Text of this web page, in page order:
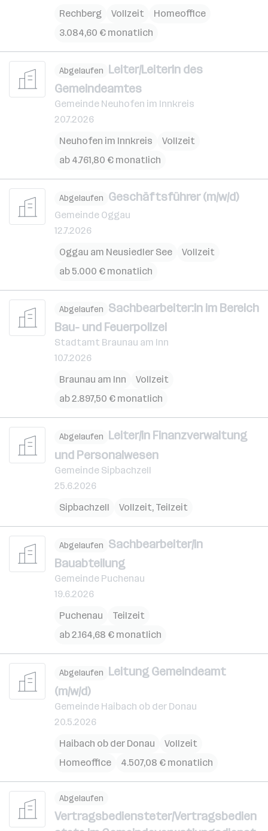
Rechberg Vollzeit
Homeoffice
3.084,60 € monatlich
Abgelaufen Leiter/Leiterin des
Gemeindeamtes
Gemeinde Neuhofen im Innkreis
20.7.2026
Neuhofen im Innkreis
Vollzeit
ab 4.761,80 € monatlich
Abgelaufen Geschäftsführer (m/w/d)
Gemeinde Oggau
12.7.2026
Oggau am Neusiedler See
Vollzeit
ab 5.000 € monatlich
Abgelaufen Sachbearbeiter:in im Bereich
Bau- und Feuerpolizei
Stadtamt Braunau am Inn
10.7.2026
Braunau am Inn
Vollzeit
ab 2.897,50 € monatlich
Abgelaufen Leiter/in Finanzverwaltung
und Personalwesen
Gemeinde Sipbachzell
25.6.2026
Sipbachzell
Vollzeit, Teilzeit
Abgelaufen Sachbearbeiter/in
Bauabteilung
Gemeinde Puchenau
19.6.2026
Puchenau
Teilzeit
ab 2.164,68 € monatlich
Abgelaufen Leitung Gemeindeamt
(m/w/d)
Gemeinde Haibach ob der Donau
20.5.2026
Haibach ob der Donau
Vollzeit
Homeoffice
4.507,08 € monatlich
Abgelaufen
Vertragsbediensteter/Vertragsbedien